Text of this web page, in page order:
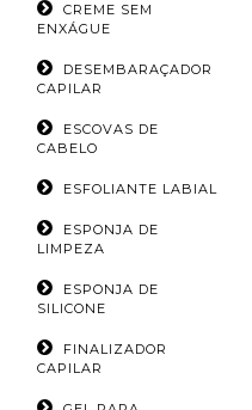
CREME SEM
ENXÁGUE
DESEMBARAÇADOR
CAPILAR
ESCOVAS DE
CABELO
ESFOLIANTE LABIAL
ESPONJA DE
LIMPEZA
ESPONJA DE
SILICONE
FINALIZADOR
CAPILAR